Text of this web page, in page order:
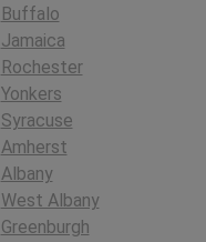
Buffalo
Jamaica
Rochester
Yonkers
Syracuse
Amherst
Albany
West Albany
Greenburgh